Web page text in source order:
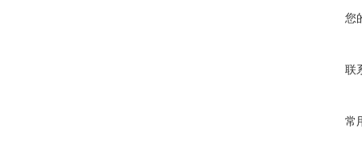
您
联
常